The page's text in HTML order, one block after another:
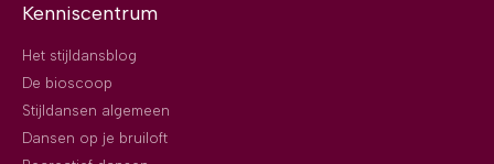
Kenniscentrum
Het stijldansblog
De bioscoop
Stijldansen algemeen
Dansen op je bruiloft